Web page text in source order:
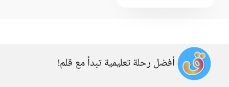
أفضل رحلة تعليمية تبدأ مع قلم!